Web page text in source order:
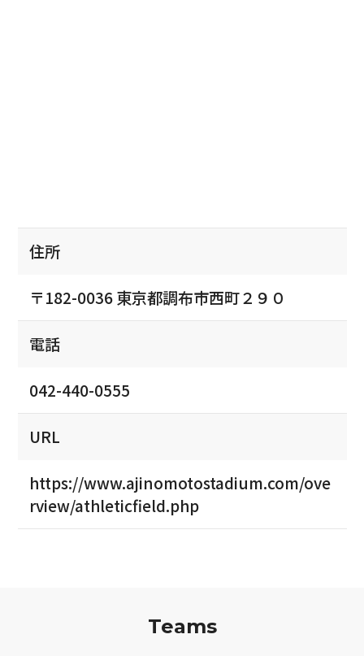
住所
〒182-0036 東京都調布市西町２９０
電話
042-440-0555
URL
https://www.ajinomotostadium.com/ove
rview/athleticfield.php
Teams